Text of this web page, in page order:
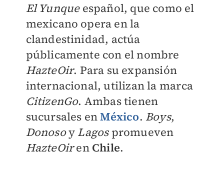
El Yunqueespañol, que como el
mexicano opera en la
clandestinidad, actúa
públicamente con el nombre
HazteOir. Para su expansión
internacional, utilizan la marca
CitizenGo. Ambas tienen
sucursales enMéxico. Boys,
Donosoy Lagospromueven
HazteOiren Chile.